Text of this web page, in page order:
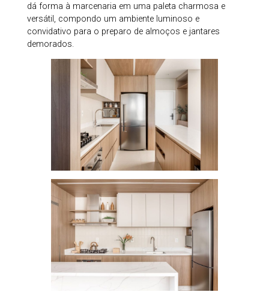
dá forma à marcenaria em uma paleta charmosa e
versátil, compondo um ambiente luminoso e
convidativo para o preparo de almoços e jantares
demorados.